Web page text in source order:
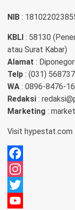
NIB :
KBLI : 58130
atau Surat Kabar)
Alamat :
Telp : (031)
WA : 0896-8476-
Redaksi :
Marketing :
Visit hypestat.com
Facebook
Instagram
Twitter